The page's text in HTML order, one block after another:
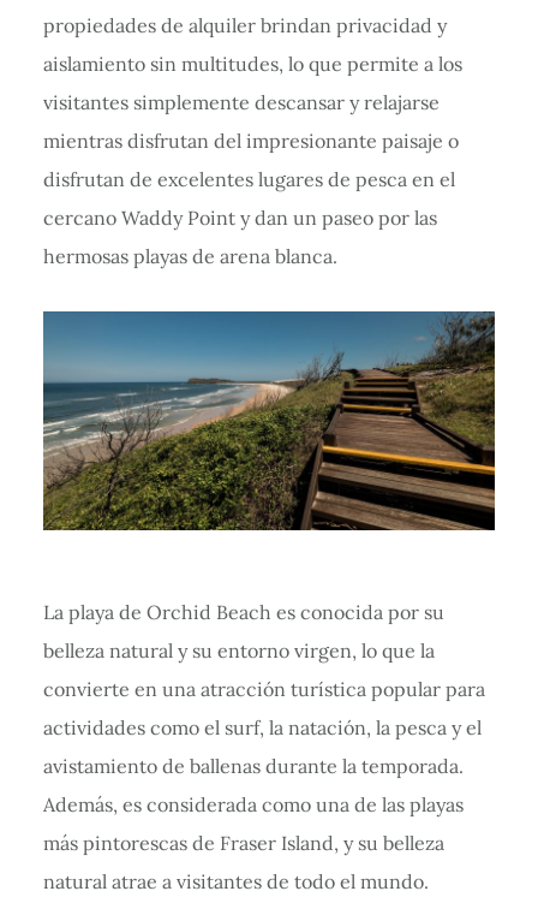
propiedades de alquiler brindan privacidad y
aislamiento sin multitudes, lo que permite a los
visitantes simplemente descansar y relajarse
mientras disfrutan del impresionante paisaje o
disfrutan de excelentes lugares de pesca en el
cercano Waddy Point y dan un paseo por las
hermosas playas de arena blanca.
La playa de Orchid Beach es conocida por su
belleza natural y su entorno virgen, lo que la
convierte en una atracción turística popular para
actividades como el surf, la natación, la pesca y el
avistamiento de ballenas durante la temporada.
Además, es considerada como una de las playas
más pintorescas de Fraser Island, y su belleza
natural atrae a visitantes de todo el mundo.